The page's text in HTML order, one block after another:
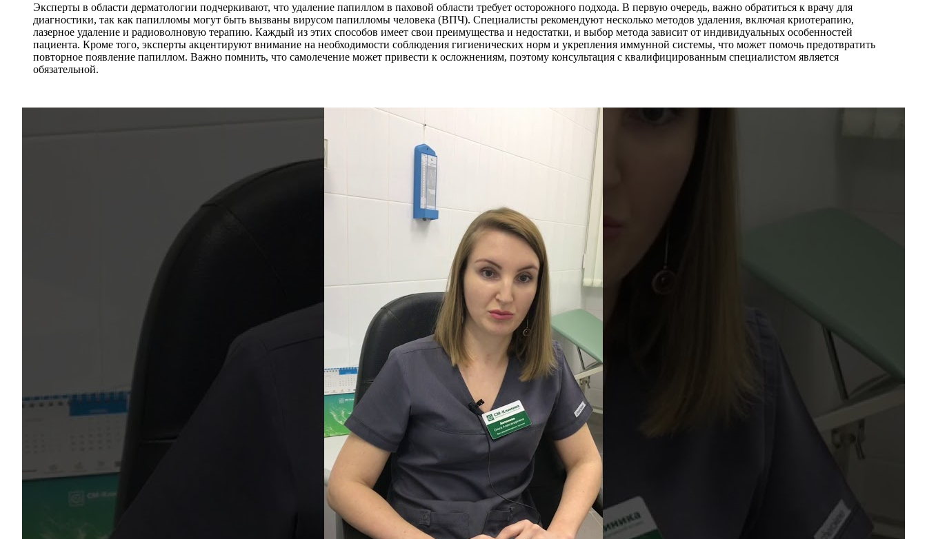
Эксперты в области дерматологии подчеркивают, что удаление папиллом в паховой области требует осторожного подхода. В первую очередь, важно обратиться к врачу для
диагностики, так как папилломы могут быть вызваны вирусом папилломы человека (ВПЧ). Специалисты рекомендуют несколько методов удаления, включая криотерапию,
лазерное удаление и радиоволновую терапию. Каждый из этих способов имеет свои преимущества и недостатки, и выбор метода зависит от индивидуальных особенностей
пациента. Кроме того, эксперты акцентируют внимание на необходимости соблюдения гигиенических норм и укрепления иммунной системы, что может помочь предотвратить
повторное появление папиллом. Важно помнить, что самолечение может привести к осложнениям, поэтому консультация с квалифицированным специалистом является
обязательной.